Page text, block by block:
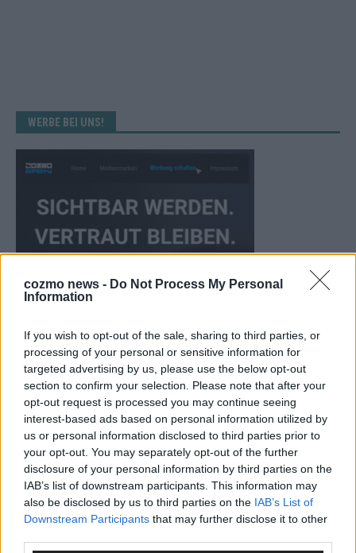
cozmo news - Do Not Process My Personal
Information
If you wish to opt-out of the sale, sharing to third parties, or
processing of your personal or sensitive information for
targeted advertising by us, please use the below opt-out
section to confirm your selection. Please note that after your
opt-out request is processed you may continue seeing
interest-based ads based on personal information utilized by
us or personal information disclosed to third parties prior to
your opt-out. You may separately opt-out of the further
disclosure of your personal information by third parties on the
IAB’s list of downstream participants. This information may
also be disclosed by us to third parties on the IAB’s List of
Downstream Participants that may further disclose it to other
WERBE BEI UNS!
KEINE NEWS MEHR VERPASSEN
ANZEIGE